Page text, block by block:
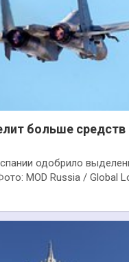
больше средств
одобрило
MOD Russia / Global